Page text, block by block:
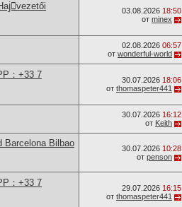
03.08.2026 18:50
от minex
02.08.2026 06:57
от wonderful-world
：+33 7
30.07.2026 18:06
от thomaspeter441
30.07.2026 16:12
от Keith
Barcelona Bilbao
30.07.2026 10:28
от penson
：+33 7
29.07.2026 16:15
от thomaspeter441